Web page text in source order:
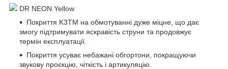
DR NEON Yellow
Покриття K3TM на обмотуванні дуже міцне, що дає
змогу підтримувати яскравість струни та продовжує
термін експлуатації.
Покриття усуває небажані обгортони, покращуючи
звукову проєкцію, чіткість і артикуляцію.